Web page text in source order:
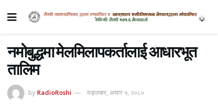
नमोबुद्धमा मेलमिलापकर्तालाई आधारभूत
तालिम
by RadioRoshi मङ्लबार, असार ५, २०८०